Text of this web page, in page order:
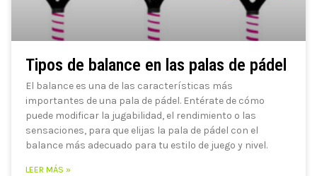
Tipos de balance en las palas de pádel
El balance es una de las características más
importantes de una pala de pádel. Entérate de cómo
puede modificar la jugabilidad, el rendimiento o las
sensaciones, para que elijas la pala de pádel con el
balance más adecuado para tu estilo de juego y nivel.
LEER MÁS »